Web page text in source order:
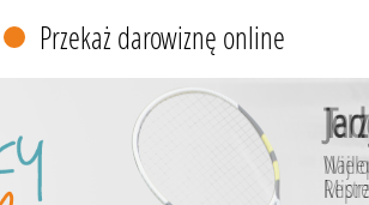
Przekaż darowiznę online